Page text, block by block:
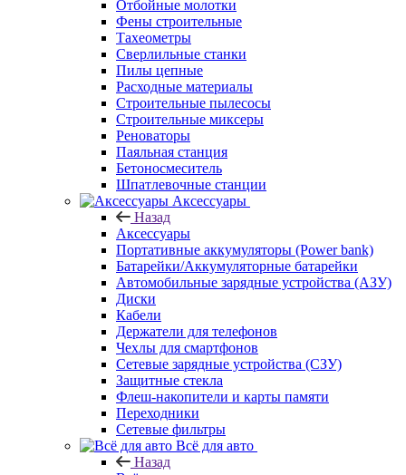
Отбойные молотки
Фены строительные
Тахеометры
Сверлильные станки
Пилы цепные
Расходные материалы
Строительные пылесосы
Строительные миксеры
Реноваторы
Паяльная станция
Бетоносмеситель
Шпатлевочные станции
Аксессуары
Назад
Аксессуары
Портативные аккумуляторы (Power bank)
Батарейки/Аккумуляторные батарейки
Автомобильные зарядные устройства (АЗУ)
Диски
Кабели
Держатели для телефонов
Чехлы для смартфонов
Сетевые зарядные устройства (СЗУ)
Защитные стекла
Флеш-накопители и карты памяти
Переходники
Сетевые фильтры
Всё для авто
Назад